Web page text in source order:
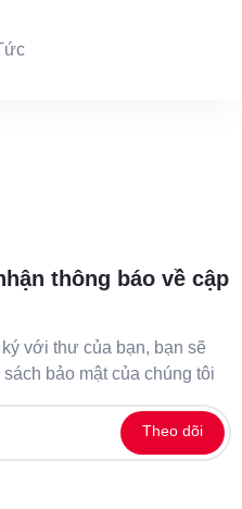
thông báo về cập
với thư của bạn, bạn sẽ
bảo mật của chúng tôi
Theo dõi